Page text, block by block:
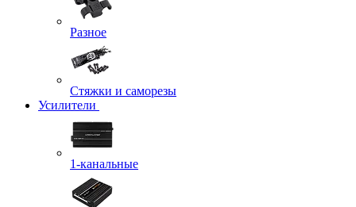
Разное
Стяжки и саморезы
Усилители
1-канальные